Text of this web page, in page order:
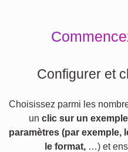
Configurer et
Choisissez parmi les
un clic sur un exemple
paramètres (par exemple,
le format,…) et